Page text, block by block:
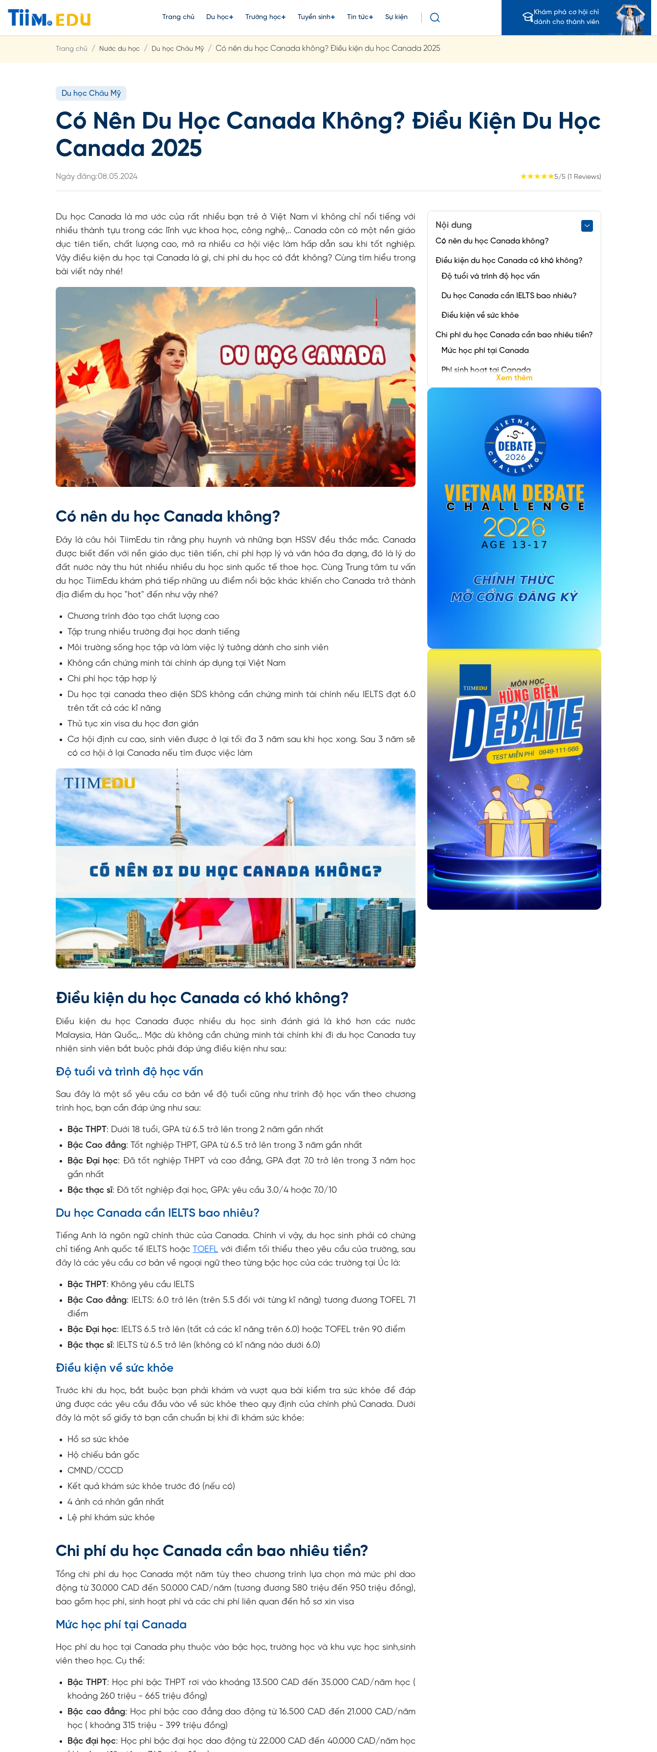
Trang chủ Du học Trường học Tuyển sinh Tin tức Sự kiện
Khám phá cơ hội chỉ
dành cho thành viên
Trang chủ Nước du học Du học Châu Mỹ Có nên du học Canada không? Điều kiện du học Canada 2025
Du học Châu Mỹ
Có Nên Du Học Canada Không? Điều Kiện Du Học
Canada 2025
Ngày đăng:08.05.2024 ☆
☆
☆
☆
☆ 5/5 (1 Reviews)
Du học Canada là mơ ước của rất nhiều bạn trẻ ở Việt Nam vì không chỉ nổi tiếng với
nhiều thành tựu trong các lĩnh vực khoa học, công nghệ,.. Canada còn có một nền giáo
dục tiên tiến, chất lượng cao, mở ra nhiều cơ hội việc làm hấp dẫn sau khi tốt nghiệp.
Vậy điều kiện du học tại Canada là gì, chi phí du học có đắt không? Cùng tìm hiểu trong
bài viết này nhé!
Có nên du học Canada không?
Đây là câu hỏi TiimEdu tin rằng phụ huynh và những bạn HSSV đều thắc mắc. Canada
được biết đến với nền giáo dục tiên tiến, chi phí hợp lý và văn hóa đa dạng, đó là lý do
đất nước này thu hút nhiều nhiều du học sinh quốc tế thoe học. Cùng Trung tâm tư vấn
du học TiimEdu khám phá tiếp những ưu điểm nổi bậc khác khiến cho Canada trở thành
địa điểm du học "hot" đến như vậy nhé?
Chương trình đào tạo chất lượng cao
Tập trung nhiều trường đại học danh tiếng
Môi trường sống học tập và làm việc lý tưởng dành cho sinh viên
Không cần chứng minh tài chính áp dụng tại Việt Nam
Chi phí học tập hợp lý
Du học tại canada theo diện SDS không cần chứng minh tài chính nếu IELTS đạt 6.0
trên tất cả các kĩ năng
Thủ tục xin visa du học đơn giản
Cơ hội định cư cao, sinh viên được ở lại tối đa 3 năm sau khi học xong. Sau 3 năm sẽ
có cơ hội ở lại Canada nếu tìm được việc làm
Điều kiện du học Canada có khó không?
Điều kiện du học Canada được nhiều du học sinh đánh giá là khó hơn các nước
Malaysia, Hàn Quốc,.. Mặc dù không cần chứng minh tài chính khi đi du học Canada tuy
nhiên sinh viên bắt buộc phải đáp ứng điều kiện như sau:
Độ tuổi và trình độ học vấn
Sau đây là một số yêu cầu cơ bản về độ tuổi cũng như trình độ học vấn theo chương
trình học, bạn cần đáp ứng như sau:
Bậc THPT: Dưới 18 tuổi, GPA từ 6.5 trở lên trong 2 năm gần nhất
Bậc Cao đẳng: Tốt nghiệp THPT, GPA từ 6.5 trở lên trong 3 năm gần nhất
Bậc Đại học: Đã tốt nghiệp THPT và cao đẳng, GPA đạt 7.0 trở lên trong 3 năm học
gần nhất
Bậc thạc sĩ: Đã tốt nghiệp đại học, GPA: yêu cầu 3.0/4 hoặc 7.0/10
Du học Canada cần IELTS bao nhiêu?
Tiếng Anh là ngôn ngữ chính thức của Canada. Chính vì vậy, du học sinh phải có chứng
chỉ tiếng Anh quốc tế IELTS hoặcTOEFL với điểm tối thiểu theo yêu cầu của trường, sau
đây là các yêu cầu cơ bản về ngoại ngữ theo từng bậc học của các trường tại Úc là:
Bậc THPT: Không yêu cầu IELTS
Bậc Cao đẳng: IELTS: 6.0 trở lên (trên 5.5 đối với từng kĩ năng) tương đương TOFEL 71
điểm
Bậc Đại học: IELTS 6.5 trở lên (tất cả các kĩ năng trên 6.0) hoặc TOFEL trên 90 điểm
Bậc thạc sĩ: IELTS từ 6.5 trở lên (không có kĩ năng nào dưới 6.0)
Điều kiện về sức khỏe
Trước khi du học, bắt buộc bạn phải khám và vượt qua bài kiểm tra sức khỏe để đáp
ứng được các yêu cầu đầu vào về sức khỏe theo quy định của chính phủ Canada. Dưới
đây là một số giấy tờ bạn cần chuẩn bị khi đi khám sức khỏe:
Hồ sơ sức khỏe
Hộ chiếu bản gốc
CMND/CCCD
Kết quả khám sức khỏe trước đó (nếu có)
4 ảnh cá nhân gần nhất
Lệ phí khám sức khỏe
Chi phí du học Canada cần bao nhiêu tiền?
Tổng chi phí du học Canada một năm tùy theo chương trình lựa chọn mà mức phí dao
động từ 30.000 CAD đến 50.000 CAD/năm (tương đương 580 triệu đến 950 triệu đồng),
bao gồm học phí, sinh hoạt phí và các chi phí liên quan đến hồ sơ xin visa
Mức học phí tại Canada
Học phí du học tại Canada phụ thuộc vào bậc học, trường học và khu vực học sinh,sinh
viên theo học. Cụ thể:
Bậc THPT: Học phí bậc THPT rơi vào khoảng 13.500 CAD đến 35.000 CAD/năm học (
khoảng 260 triệu - 665 triệu đồng)
Bậc cao đẳng: Học phí bậc cao đẳng dao động từ 16.500 CAD đến 21.000 CAD/năm
học ( khoảng 315 triệu - 399 triệu đồng)
Bậc đại học: Học phí bậc đại học dao động từ 22.000 CAD đến 40.000 CAD/năm học
Nội dung
Có nên du học Canada không?
Điều kiện du học Canada có khó không?
Độ tuổi và trình độ học vấn
Du học Canada cần IELTS bao nhiêu?
Điều kiện về sức khỏe
Chi phí du học Canada cần bao nhiêu tiền?
Mức học phí tại Canada
Phí sinh hoạt tại Canada
Chi phí làm hồ sơ xin visa du học Canada
Xin visa du học Canada 2025
Các bước xin visa du học Canada
Xin visa du học canada mất bao lâu?
Xin visa du học tại Canada có cần phỏng
vấn không?
Học bổng du học Canada mới nhất 2025
Học bổng bậc THPT
Học bổng bậc cao đẳng
Cách thức săn học bổng du học Canada
University of British Columbia (UBC)
McGill University
Chia sẻ kinh nghiệm du học Canada 2025
Chuẩn bị hồ sơ xin visa du học đầy đủ
Săn học bổng
Liên hệ với trung tâm tư vấn uy tín
Xem thêm